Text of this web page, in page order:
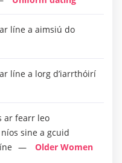
líne a aimsiú do
líne a lorg d’iarrthóirí
ar fearr leo
sine a gcuid
Older Women